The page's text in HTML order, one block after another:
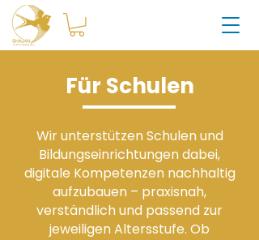
Für Schulen
Wir unterstützen Schulen und
Bildungseinrichtungen dabei,
digitale Kompetenzen nachhaltig
aufzubauen – praxisnah,
verständlich und passend zur
jeweiligen Altersstufe. Ob